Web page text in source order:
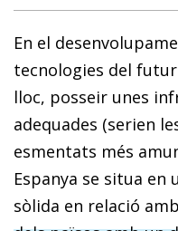
En el
tecnologies del
lloc, posseir unes
adequades (serien
esmentats més
Espanya se situa
sòlida en relació